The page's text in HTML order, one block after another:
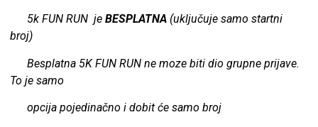
5k FUN RUN je BESPLATNA (uključuje samo startni
broj)
Besplatna 5K FUN RUN ne moze biti dio grupne prijave.
To je samo
opcija pojedinačno i dobit će samo broj